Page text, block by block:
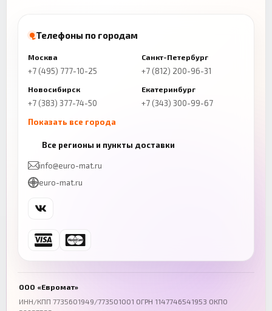
Телефоны по городам
Москва
+7 (495) 777-10-25
Санкт-Петербург
+7 (812) 200-96-31
Новосибирск
+7 (383) 377-74-50
Екатеринбург
+7 (343) 300-99-67
Показать все города
+7 (843) 206-01-30
Челябинск
+7 (343) 300-99-67
Ростов-на-Дону
+7 (863) 333-50-75
Волгоград Омск
Все регионы и пункты доставки
info@euro-mat.ru
euro-mat.ru
ООО «Евромат»
ИНН/КПП 7735601949/773501001 ОГРН 1147746541953 ОКПО